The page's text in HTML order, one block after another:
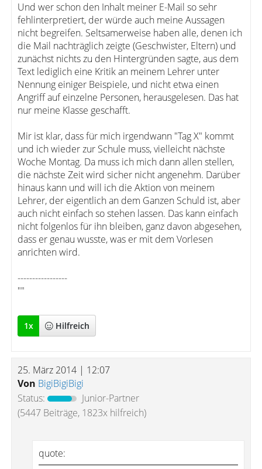
Und wer schon den Inhalt meiner E-Mail so sehr
fehlinterpretiert, der würde auch meine Aussagen
nicht begreifen. Seltsamerweise haben alle, denen ich
die Mail nachträglich zeigte (Geschwister, Eltern) und
zunächst nichts zu den Hintergründen sagte, aus dem
Text lediglich eine Kritik an meinem Lehrer unter
Nennung einiger Beispiele, und nicht etwa einen
Angriff auf einzelne Personen, herausgelesen. Das hat
nur meine Klasse geschafft.
Mir ist klar, dass für mich irgendwann "Tag X" kommt
und ich wieder zur Schule muss, vielleicht nächste
Woche Montag. Da muss ich mich dann allen stellen,
die nächste Zeit wird sicher nicht angenehm. Darüber
hinaus kann und will ich die Aktion von meinem
Lehrer, der eigentlich an dem Ganzen Schuld ist, aber
auch nicht einfach so stehen lassen. Das kann einfach
nicht folgenlos für ihn bleiben, ganz davon abgesehen,
dass er genau wusste, was er mit dem Vorlesen
anrichten wird.
-----------------
""
1x Hilfreich
25. März 2014 | 12:07
Von BigiBigiBigi
Status:
Junior-Partner
(5447 Beiträge, 1823x hilfreich)
quote: